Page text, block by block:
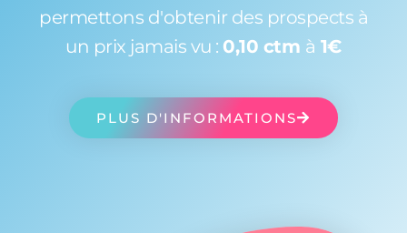
permettons d'obtenir des prospects à
un prix jamais vu : 0,10 ctm à 1€
PLUS D'INFORMATIONS